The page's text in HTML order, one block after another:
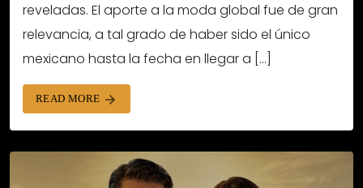
reveladas. El aporte a la moda global fue de gran
relevancia, a tal grado de haber sido el único
mexicano hasta la fecha en llegar a […]
READ MORE arrow_forward